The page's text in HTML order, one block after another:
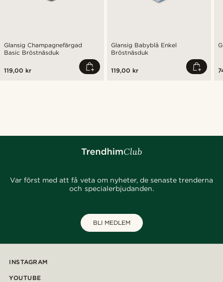
Glansig Champagnefärgad
Basic Bröstnäsduk
119,00 kr
Glansig Babyblå Enkel
Bröstnäsduk
119,00 kr
Var först med att få veta om nyheter, de senaste trenderna
och specialerbjudanden.
BLI MEDLEM
INSTAGRAM
YOUTUBE